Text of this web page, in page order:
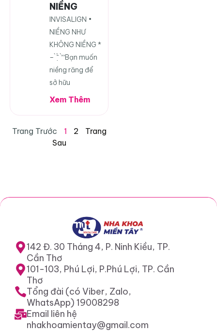
NIỀNG
INVISALIGN •
NIỀNG NHƯ
KHÔNG NIỀNG *
– ̀ ̂́ ̣ ̛̛̀ ̛̛ Bạn muốn
niềng răng để
sở hữu
Xem Thêm
Trang Trước 1 2
Trang
Sau
142 Đ. 30 Tháng 4, P. Ninh Kiều, TP.
Cần Thơ
101-103, Phú Lợi, P.Phú Lợi, TP. Cần
Thơ
Tổng đài (có Viber, Zalo,
WhatsApp) 19008298
Email liên hệ
nhakhoamientay@gmail.com